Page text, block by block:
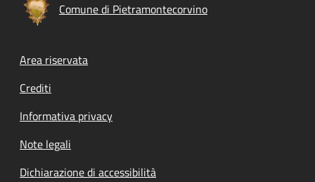
Comune di Pietramontecorvino
Footer menu
Area riservata
Crediti
Informativa privacy
Note legali
Dichiarazione di accessibilità